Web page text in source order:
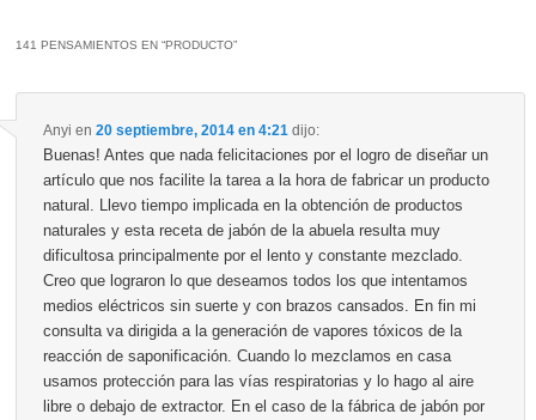
141 PENSAMIENTOS EN “PRODUCTO”
Anyi en 20 septiembre, 2014 en 4:21 dijo:
Buenas! Antes que nada felicitaciones por el logro de diseñar un
artículo que nos facilite la tarea a la hora de fabricar un producto
natural. Llevo tiempo implicada en la obtención de productos
naturales y esta receta de jabón de la abuela resulta muy
dificultosa principalmente por el lento y constante mezclado.
Creo que lograron lo que deseamos todos los que intentamos
medios eléctricos sin suerte y con brazos cansados. En fin mi
consulta va dirigida a la generación de vapores tóxicos de la
reacción de saponificación. Cuando lo mezclamos en casa
usamos protección para las vías respiratorias y lo hago al aire
libre o debajo de extractor. En el caso de la fábrica de jabón por